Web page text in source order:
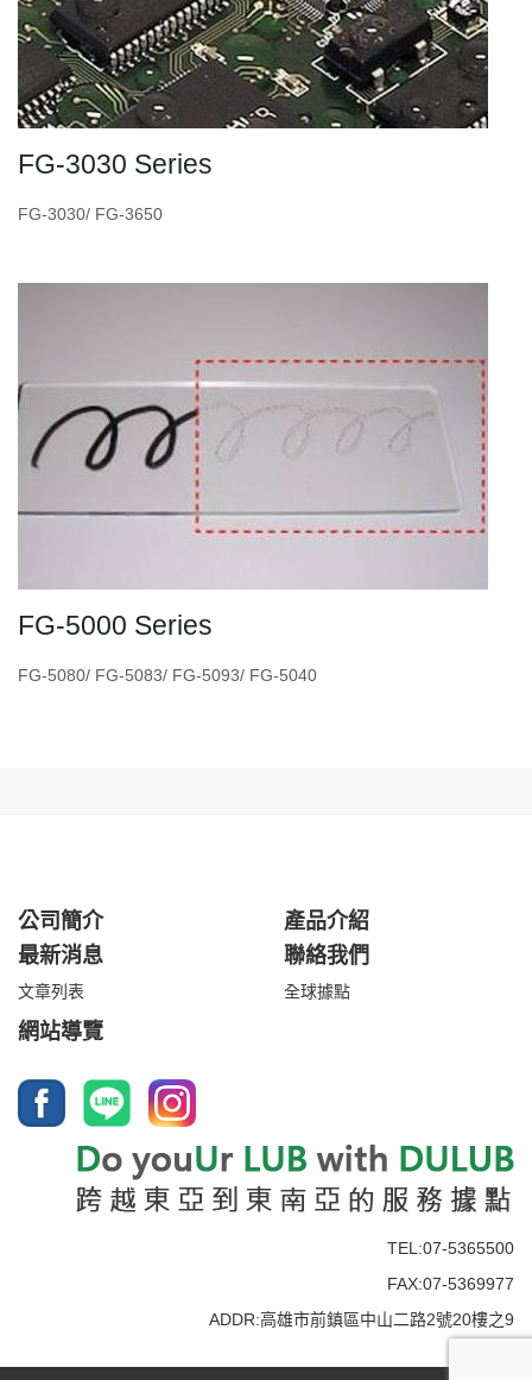
FG-3030 Series
FG-3030/ FG-3650
FG-5000 Series
FG-5080/ FG-5083/ FG-5093/ FG-5040
公司簡介
產品介紹
最新消息
文章列表
聯絡我們
全球據點
網站導覽
TEL:07-5365500
FAX:07-5369977
ADDR:高雄市前鎮區中山二路2號20樓之9